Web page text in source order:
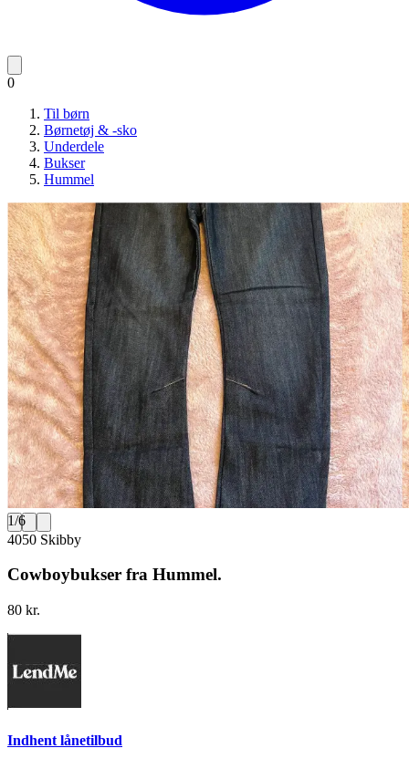
0
Til børn
Børnetøj & -sko
Underdele
Bukser
Hummel
1/6
4050 Skibby
Cowboybukser fra Hummel.
80 kr.
Indhent lånetilbud